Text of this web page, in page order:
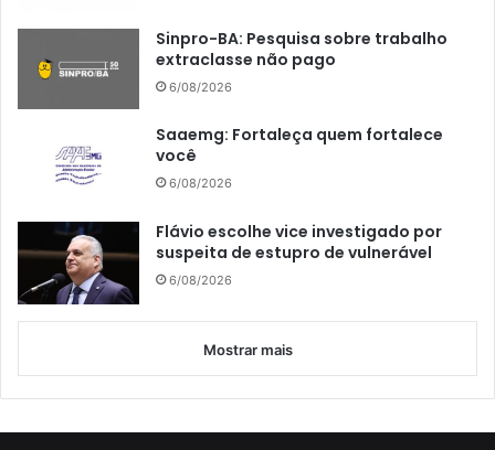
Sinpro-BA: Pesquisa sobre trabalho
extraclasse não pago
6/08/2026
Saaemg: Fortaleça quem fortalece
você
6/08/2026
Flávio escolhe vice investigado por
suspeita de estupro de vulnerável
6/08/2026
Mostrar mais